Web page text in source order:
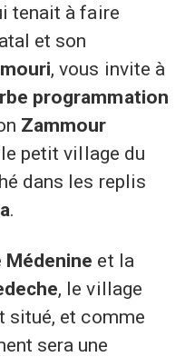
tenait à faire
et son
, vous invite à
programmation
Zammour
le petit village du
dans les replis
.
Médenine et la
, le village
situé, et comme
sera une